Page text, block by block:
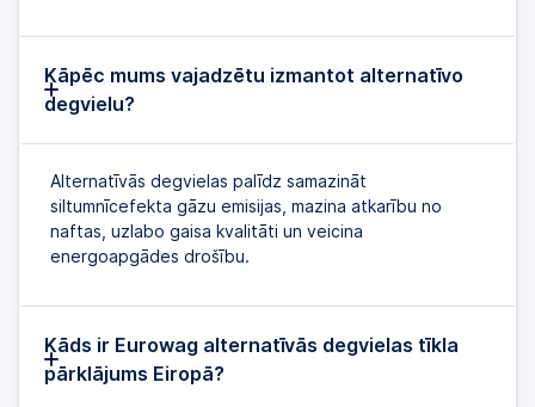
Kāpēc mums vajadzētu izmantot alternatīvo
degvielu?
Alternatīvās degvielas palīdz samazināt
siltumnīcefekta gāzu emisijas, mazina atkarību no
naftas, uzlabo gaisa kvalitāti un veicina
energoapgādes drošību.
Kāds ir Eurowag alternatīvās degvielas tīkla
pārklājums Eiropā?